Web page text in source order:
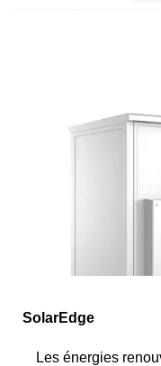
SolarEdge
Les énergies